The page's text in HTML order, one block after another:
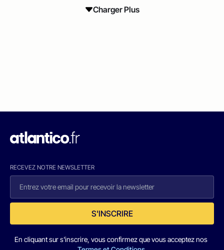
Charger Plus
RECEVEZ NOTRE NEWSLETTER
S'INSCRIRE
En cliquant sur s'inscrire, vous confirmez que vous acceptez nos